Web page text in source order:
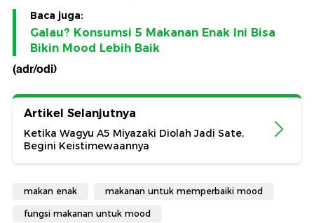
Baca juga:
Galau? Konsumsi 5 Makanan Enak Ini Bisa
Bikin Mood Lebih Baik
(adr/odi)
Artikel Selanjutnya
Ketika Wagyu A5 Miyazaki Diolah Jadi Sate,
Begini Keistimewaannya
makan enak makanan untuk memperbaiki mood
fungsi makanan untuk mood